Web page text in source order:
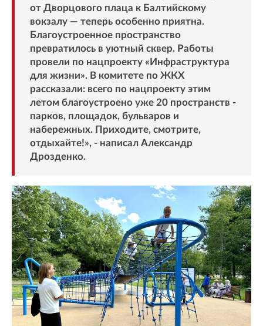
от Дворцового плаца к Балтийскому
вокзалу — теперь особенно приятна.
Благоустроенное пространство
превратилось в уютный сквер. Работы
провели по нацпроекту «Инфраструктура
для жизни». В комитете по ЖКХ
рассказали: всего по нацпроекту этим
летом благоустроено уже 20 пространств -
парков, площадок, бульваров и
набережных. Приходите, смотрите,
отдыхайте!», - написал Александр
Дрозденко.